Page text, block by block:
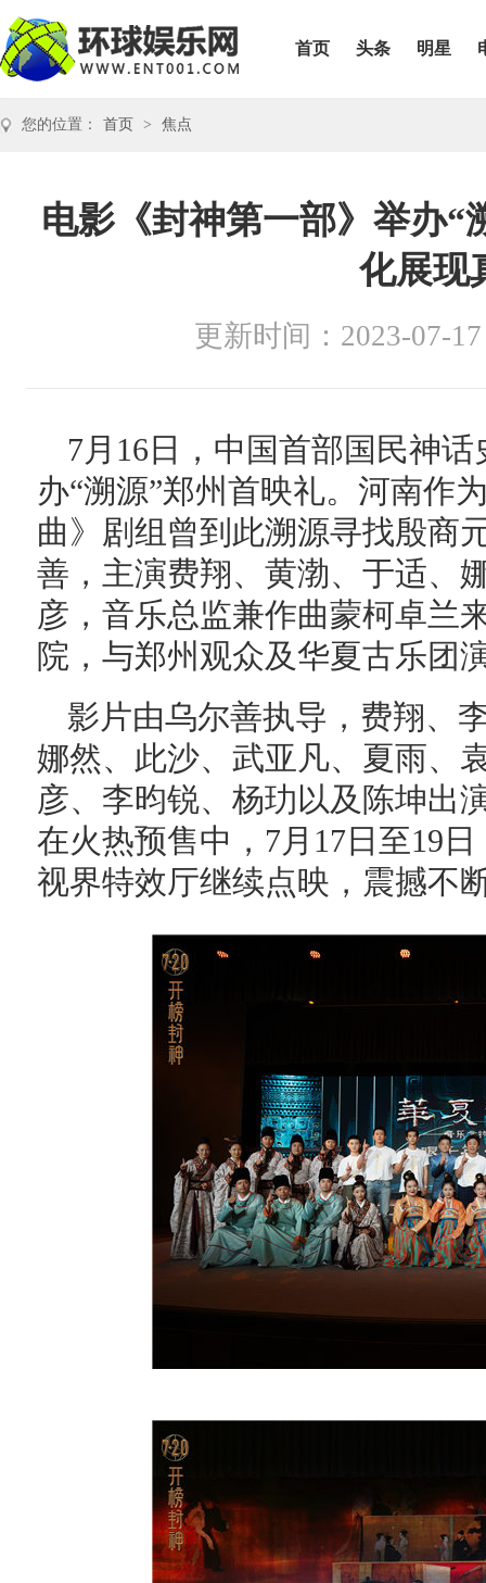
首页 头条 明星
您的位置： 首页 > 焦点
电影《封神第一部》举办“
化展现
更新时间：2023-07-17
7月16日，中国首部国民神
办“溯源”郑州首映礼。河南作
曲》剧组曾到此溯源寻找殷商
善，主演费翔、黄渤、于适、
彦，音乐总监兼作曲蒙柯卓兰
院，与郑州观众及华夏古乐团
影片由乌尔善执导，费翔、
娜然、此沙、武亚凡、夏雨、
彦、李昀锐、杨玏以及陈坤出
在火热预售中，7月17日至19
视界特效厅继续点映，震撼不